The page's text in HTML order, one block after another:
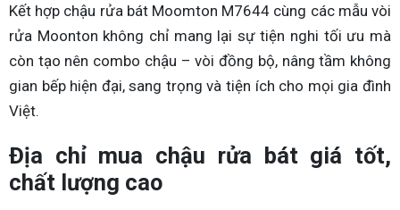
Kết hợp chậu rửa bát Moomton M7644 cùng các mẫu vòi
rửa Moonton không chỉ mang lại sự tiện nghi tối ưu mà
còn tạo nên combo chậu – vòi đồng bộ, nâng tầm không
gian bếp hiện đại, sang trọng và tiện ích cho mọi gia đình
Việt.
Địa chỉ mua chậu rửa bát giá tốt,
chất lượng cao